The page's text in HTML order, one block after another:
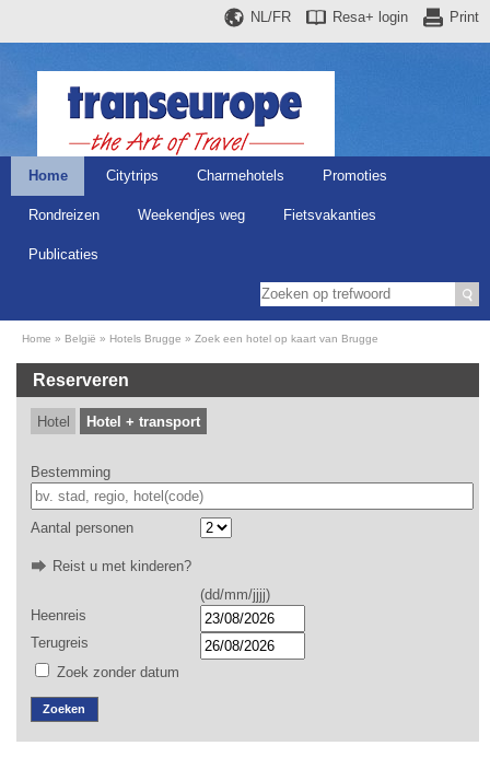
Print
Resa+ login
NL/FR
Home Citytrips Charmehotels Promoties
Rondreizen Weekendjes weg Fietsvakanties
Publicaties
Home België Hotels Brugge Zoek een hotel op kaart van Brugge
Reserveren
Hotel Hotel + transport
Bestemming
Aantal personen
Reist u met kinderen?
(dd/mm/jjjj)
Heenreis
Terugreis
Zoek zonder datum
Zoeken